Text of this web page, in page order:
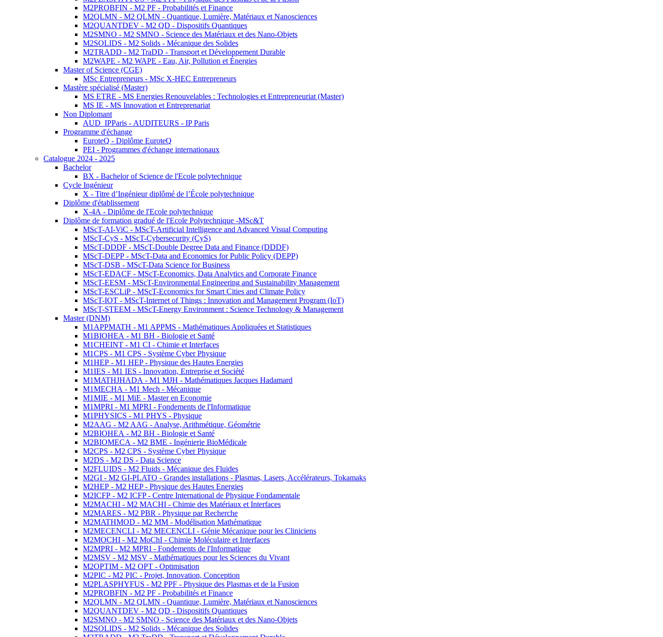
M2PROBFIN - M2 PF - Probabilités et Finance
M2QLMN - M2 QLMN - Quantique, Lumière, Matériaux et Nanosciences
M2QUANTDEV - M2 QD - Dispositifs Quantiques
M2SMNO - M2 SMNO - Science des Matériaux et des Nano-Objets
M2SOLIDS - M2 Solids - Mécanique des Solides
M2TRADD - M2 TraDD - Transport et Développement Durable
M2WAPE - M2 WAPE - Eau, Air, Pollution et Énergies
Master of Science (CGE)
MSc Entrepreneurs - MSc X-HEC Entrepreneurs
Mastère spécialisé (Master)
MS ETRE - MS Energies Renouvelables : Technologies et Entrepreneuriat (Master)
MS IE - MS Innovation et Entreprenariat
Non Diplomant
AUD_IPParis - AUDITEURS - IP Paris
Programme d'échange
EuroteQ - Diplôme EuroteQ
PEI - Programmes d'échange internationaux
Catalogue 2024 - 2025
Bachelor
BX - Bachelor of Science de l'Ecole polytechnique
Cycle Ingénieur
X - Titre d’Ingénieur diplômé de l’École polytechnique
Diplôme d'établissement
X-4A - Diplôme de l'Ecole polytechnique
Diplôme de formation gradué de l'Ecole Polytechnique -MSc&T
MScT-AI-ViC - MScT-Artificial Intelligence and Advanced Visual Computing
MScT-CyS - MScT-Cybersecurity (CyS)
MScT-DDDF - MScT-Double Degree Data and Finance (DDDF)
MScT-DEPP - MScT-Data and Economics for Public Policy (DEPP)
MScT-DSB - MScT-Data Science for Business
MScT-EDACF - MScT-Economics, Data Analytics and Corporate Finance
MScT-EESM - MScT-Environmental Engineering and Sustainability Management
MScT-ESCLiP - MScT-Economics for Smart Cities and Climate Policy
MScT-IOT - MScT-Internet of Things : Innovation and Management Program (IoT)
MScT-STEEM - MScT-Energy Environment : Science Technology & Management
Master (DNM)
M1APPMATH - M1 APPMS - Mathématiques Appliquées et Statistiques
M1BIOHEA - M1 BH - Biologie et Santé
M1CHEINT - M1 CI - Chimie et Interfaces
M1CPS - M1 CPS - Système Cyber Physique
M1HEP - M1 HEP - Physique des Hautes Energies
M1IES - M1 IES - Innovation, Entreprise et Société
M1MATHJHADA - M1 MJH - Mathématiques Jacques Hadamard
M1MECHA - M1 Mech - Mécanique
M1MIE - M1 MiE - Master en Economie
M1MPRI - M1 MPRI - Fondements de l'Informatique
M1PHYSICS - M1 PHYS - Physique
M2AAG - M2 AAG - Analyse, Arithmétique, Géométrie
M2BIOHEA - M2 BH - Biologie et Santé
M2BIOMECA - M2 BME - Ingénierie BioMédicale
M2CPS - M2 CPS - Système Cyber Physique
M2DS - M2 DS - Data Science
M2FLUIDS - M2 Fluids - Mécanique des Fluides
M2GI - M2 GI-PLATO - Grandes installations - Plasmas, Lasers, Accélérateurs, Tokamaks
M2HEP - M2 HEP - Physique des Hautes Energies
M2ICFP - M2 ICFP - Centre International de Physique Fondamentale
M2MACHI - M2 MACHI - Chimie des Matériaux et Interfaces
M2MARES - M2 PBR - Physique par Recherche
M2MATHMOD - M2 MM - Modélisation Mathématique
M2MECENCLI - M2 MECENCLI - Génie Mécanique pour les Cliniciens
M2MOCHI - M2 MoChI - Chimie Moléculaire et Interfaces
M2MPRI - M2 MPRI - Fondements de l'Informatique
M2MSV - M2 MSV - Mathématiques pour les Sciences du Vivant
M2OPTIM - M2 OPT - Optimisation
M2PIC - M2 PIC - Projet, Innovation, Conception
M2PLASPHYFUS - M2 PPF - Physique des Plasmas et de la Fusion
M2PROBFIN - M2 PF - Probabilités et Finance
M2QLMN - M2 QLMN - Quantique, Lumière, Matériaux et Nanosciences
M2QUANTDEV - M2 QD - Dispositifs Quantiques
M2SMNO - M2 SMNO - Science des Matériaux et des Nano-Objets
M2SOLIDS - M2 Solids - Mécanique des Solides